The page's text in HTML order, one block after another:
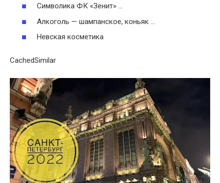
Символика ФК «Зенит» …
Алкоголь — шампанское, коньяк …
Невская косметика
CachedSimilar